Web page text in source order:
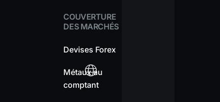
COUVERTURE
DES MARCHÉS
Devises Forex
Métaux au
comptant